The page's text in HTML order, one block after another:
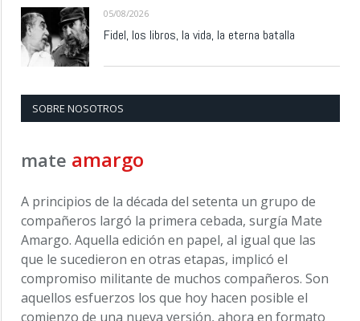
05/08/2026
Fidel, los libros, la vida, la eterna batalla
SOBRE NOSOTROS
mate amargo
A principios de la década del setenta un grupo de
compañeros largó la primera cebada, surgía Mate
Amargo. Aquella edición en papel, al igual que las
que le sucedieron en otras etapas, implicó el
compromiso militante de muchos compañeros. Son
aquellos esfuerzos los que hoy hacen posible el
comienzo de una nueva versión, ahora en formato